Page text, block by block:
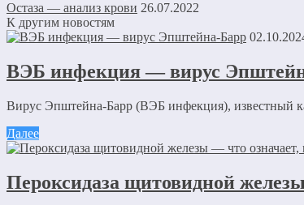
Остаза — анализ крови 26.07.2022
К другим новостям
ВЭБ инфекция — вирус
Вирус Эпштейна-Барр (ВЭБ инфекция), известный
Далее
Пероксидаза щитовидной